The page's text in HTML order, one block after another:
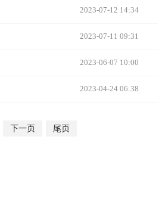
2023-07-12 14:34
2023-07-11 09:31
2023-06-07 10:00
2023-04-24 06:38
下一页 尾页